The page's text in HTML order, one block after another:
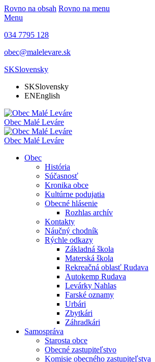
Rovno na obsah Rovno na menu
Menu
034 7795 128
obec@malelevare.sk
SKSlovensky
SKSlovensky
ENEnglish
Obec Malé Leváre
Obec Malé Leváre
Obec
História
Súčasnosť
Kronika obce
Kultúrne podujatia
Obecné hlásenie
Rozhlas archív
Kontakty
Náučný chodník
Rýchle odkazy
Základná škola
Materská škola
Rekreačná oblasť Rudava
Autokemp Rudava
Levárky Nahlas
Farské oznamy
Urbári
Zbytkári
Záhradkári
Samospráva
Starosta obce
Obecné zastupiteľstvo
Komisie obecného zastupiteľstva